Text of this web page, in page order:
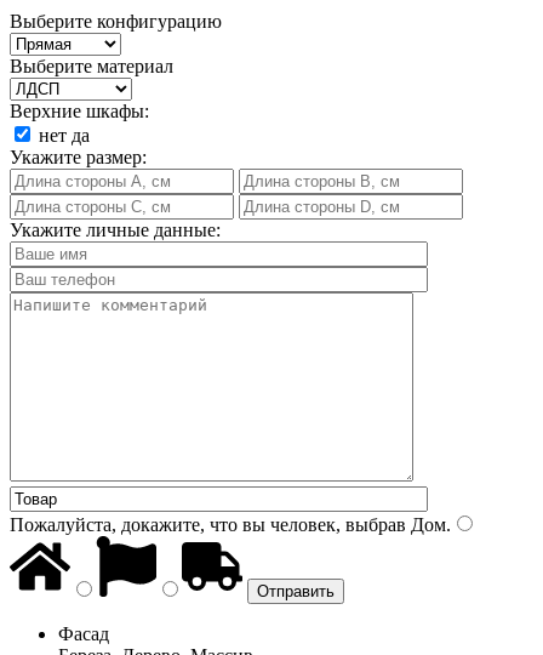
Выберите конфигурацию
Выберите материал
Верхние шкафы:
нет да
Укажите размер:
Укажите личные данные:
Пожалуйста, докажите, что вы человек, выбрав Дом.
Фасад